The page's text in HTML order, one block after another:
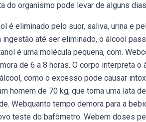
do organismo pode levar de alguns
é eliminado pelo suor, saliva, urina e
até ser eliminado, o álcool
é uma molécula pequena, com.
de 6 a 8 horas. O corpo interpreta
como o excesso pode causar
homem de 70 kg, que toma uma lata
Webquanto tempo demora para a
teste do bafômetro. Webem doses